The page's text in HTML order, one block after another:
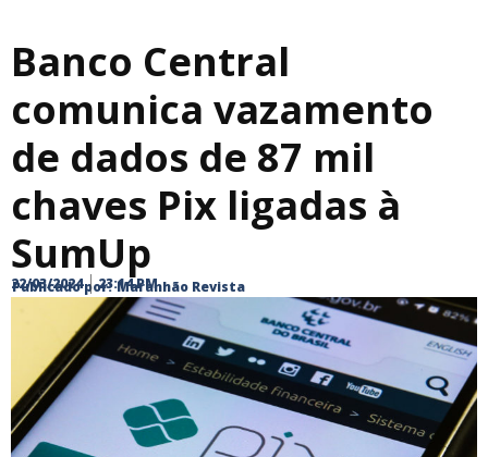
Banco Central
comunica vazamento
de dados de 87 mil
chaves Pix ligadas à
SumUp
Publicado por: Maranhão Revista
22/03/2024 23:14 PM